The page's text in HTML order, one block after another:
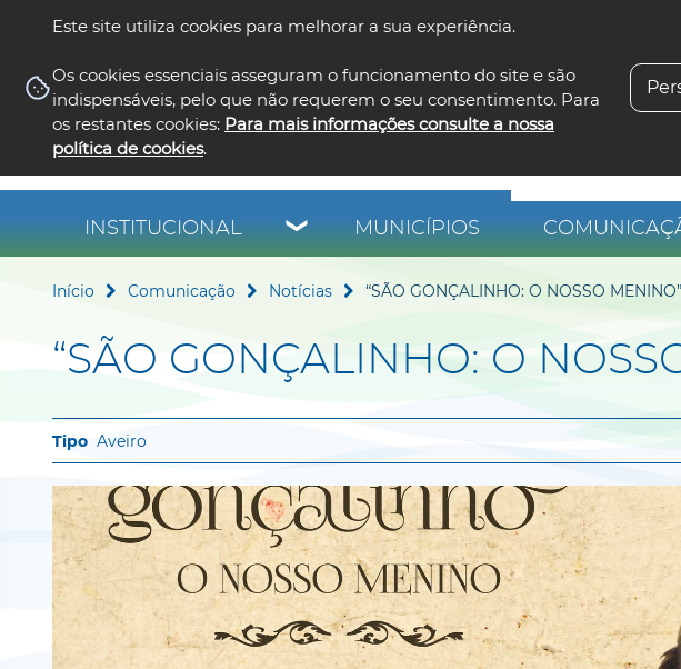
Este site utiliza cookies para melhorar a sua experiência.
Os cookies essenciais asseguram o funcionamento do site e são
indispensáveis, pelo que não requerem o seu consentimento. Para
os restantes cookies: Para mais informações consulte a nossa
política de cookies.
INSTITUCIONAL MUNICÍPIOS
Início Comunicação Notícias “SÃO GONÇALINHO: O NOSSO MENINO”
“SÃO GONÇALINHO: O
Aveiro